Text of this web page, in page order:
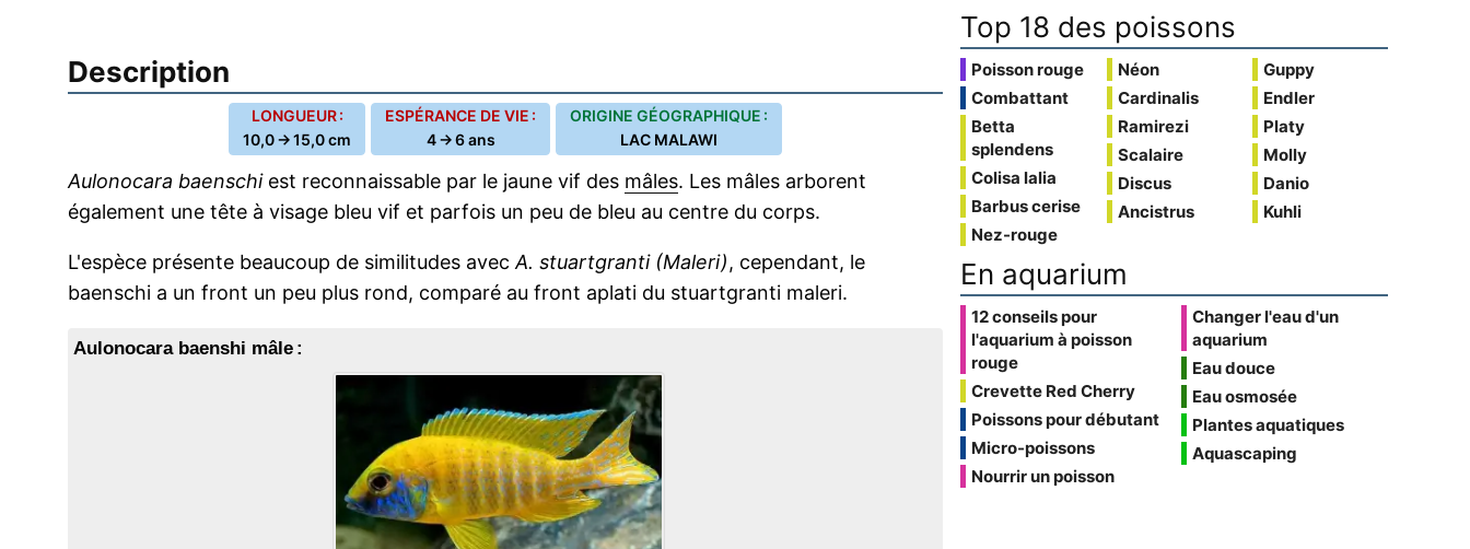
Description
LONGUEUR :
10,0 → 15,0 cm
ESPÉRANCE DE VIE :
4 → 6 ans
ORIGINE GÉOGRAPHIQUE :
LAC MALAWI
Aulonocara baenschiest reconnaissable par le jaune vif des mâles. Les mâles arborent
également une tête à visage bleu vif et parfois un peu de bleu au centre du corps.
L'espèce présente beaucoup de similitudes avec A. stuartgranti (Maleri), cependant, le
baenschi a un front un peu plus rond, comparé au front aplati du stuartgranti maleri.
Aulonocara baenshi mâle :
Top 18 des poissons
Poisson rouge
Combattant
Betta
splendens
Colisa lalia
Barbus cerise
Nez-rouge
Néon
Cardinalis
Ramirezi
Scalaire
Discus
Ancistrus
Guppy
Endler
Platy
Molly
Danio
Kuhli
En aquarium
12 conseils pour
l'aquarium à poisson
rouge
Crevette Red Cherry
Poissons pour débutant
Micro-poissons
Nourrir un poisson
Changer l'eau d'un
aquarium
Eau douce
Eau osmosée
Plantes aquatiques
Aquascaping